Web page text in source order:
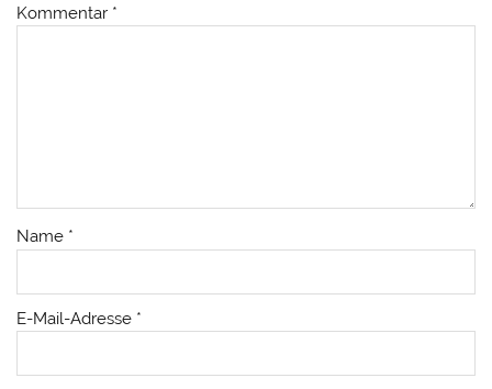
Kommentar *
Name *
E-Mail-Adresse *